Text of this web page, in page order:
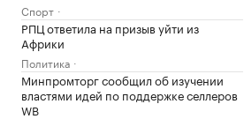
Спорт
РПЦ ответила на призыв уйти из
Африки
Политика
Минпромторг сообщил об изучении
властями идей по поддержке селлеров
WB